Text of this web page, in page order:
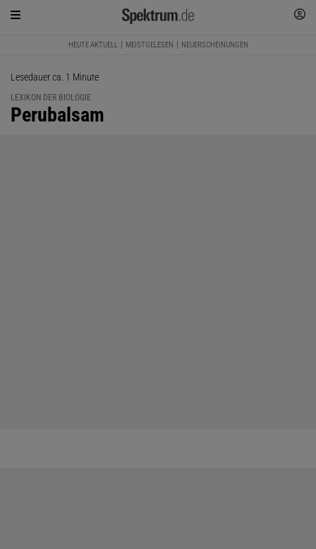
HEUTE AKTUELL MEISTGELESEN NEUERSCHEINUNGEN
Lesedauer ca. 1 Minute
LEXIKON DER BIOLOGIE
:
Perubalsam